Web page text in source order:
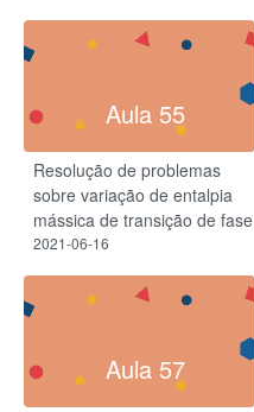
Aula 55
Resolução de problemas
sobre variação de entalpia
mássica de transição de fase
2021-06-16
Aula 57